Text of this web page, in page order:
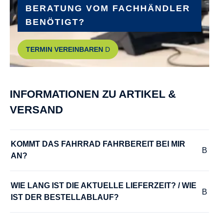
KTM E-COMP ISIS 170mm Q16
LENKER :
KTM Line low rizer 640mm
2024
36 V
BERATUNG VOM FACHHÄNDLER
BENÖTIGT?
TERMIN VEREINBAREN
INFORMATIONEN ZU ARTIKEL &
VERSAND
KOMMT DAS FAHRRAD FAHRBEREIT BEI MIR
AN?
WIE LANG IST DIE AKTUELLE LIEFERZEIT? / WIE
IST DER BESTELLABLAUF?